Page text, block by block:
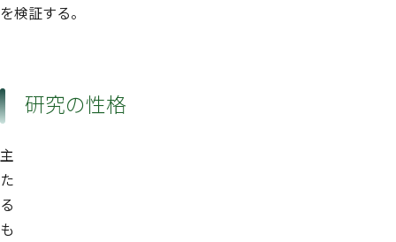
を検証する。
研究の性格
主
た
る
も